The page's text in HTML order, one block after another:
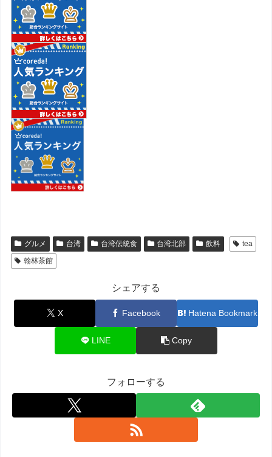
グルメ 台湾 台湾伝統食 台湾北部 飲料
tea
翰林茶館
シェアする
X Facebook Hatena Bookmark
LINE Copy
フォローする